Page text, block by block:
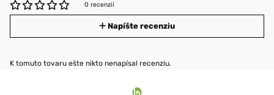
0 recenzií
Napíšte recenziu
K tomuto tovaru ešte nikto nenapísal recenziu.